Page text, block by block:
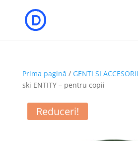
Prima pagină / GENTI SI
ski ENTITY – pentru copii
Reduceri!